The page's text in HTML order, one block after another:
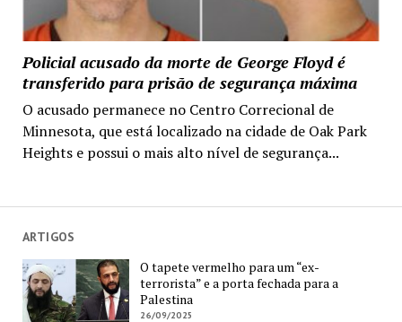
Policial acusado da morte de George Floyd é
transferido para prisão de segurança máxima
O acusado permanece no Centro Correcional de
Minnesota, que está localizado na cidade de Oak Park
Heights e possui o mais alto nível de segurança...
ARTIGOS
O tapete vermelho para um “ex-
terrorista” e a porta fechada para a
Palestina
26/09/2025